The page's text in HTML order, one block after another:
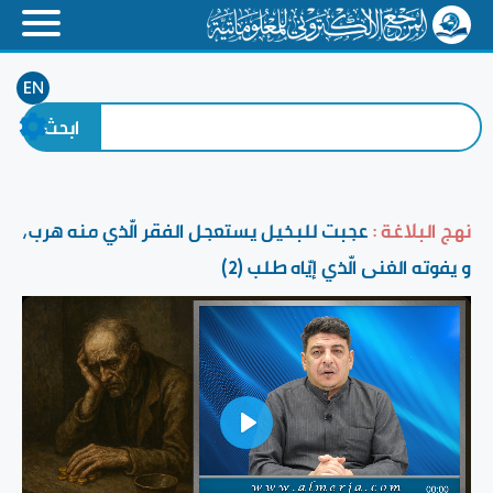
EN
نهج البلاغة :عجبت للبخيل يستعجل الفقر الّذي منه هرب،
و يفوته الغنى الّذي إيّاه طلب (2)
Play